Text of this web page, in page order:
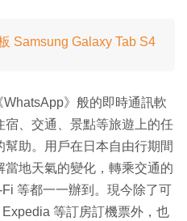
Samsung Galaxy Tab S4
WhatsApp》般的即時通訊軟
、交通、景點等旅遊上的任
助。用戶在日本自由行期間
地天氣的變化，轉乘交通的
等都一一辦到。現今除了可
等訂房訂機票外，也